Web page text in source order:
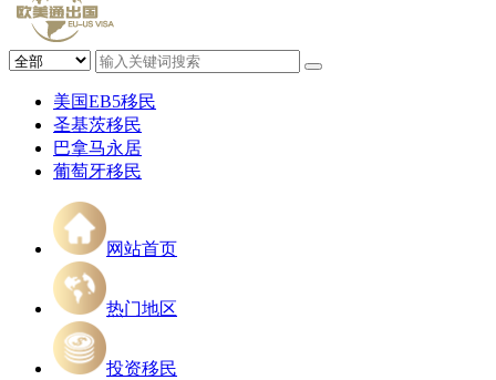
美国EB5移民
圣基茨移民
巴拿马永居
葡萄牙移民
网站首页
热门地区
投资移民